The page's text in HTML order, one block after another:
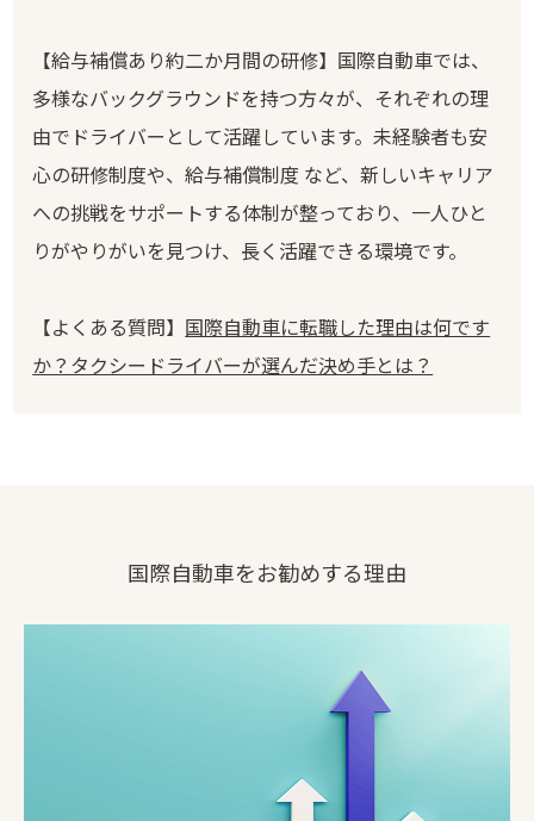
【給与補償あり約二か月間の研修】国際自動車では、
多様なバックグラウンドを持つ方々が、それぞれの理
由でドライバーとして活躍しています。未経験者も安
心の研修制度や、給与補償制度 など、新しいキャリア
への挑戦をサポートする体制が整っており、一人ひと
りがやりがいを見つけ、長く活躍できる環境です。
【よくある質問】 国際自動車に転職した理由は何です
か？タクシードライバーが選んだ決め手とは？
国際自動車をお勧めする理由